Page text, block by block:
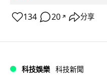
134 20 ↗ 分享
科技娛樂 科技新聞